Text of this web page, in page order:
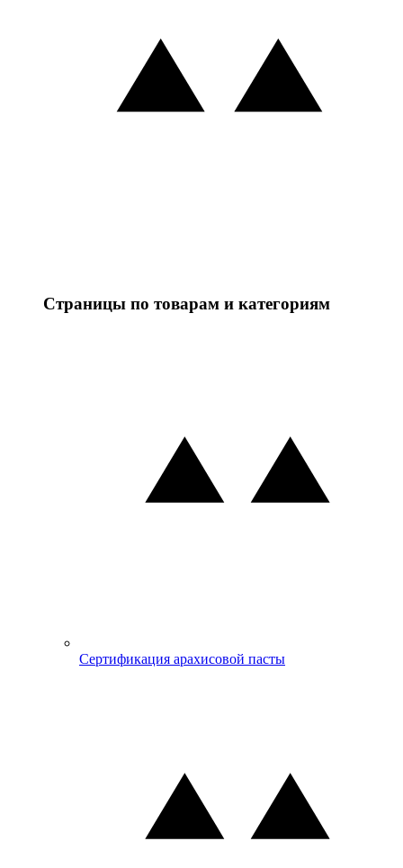
Страницы по товарам и категориям
Сертификация арахисовой пасты